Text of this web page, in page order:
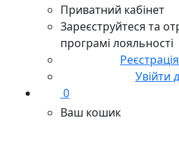
Приватний кабінет
Зареєструйтеся та
програмі лояльності
Увійти
0
Ваш кошик